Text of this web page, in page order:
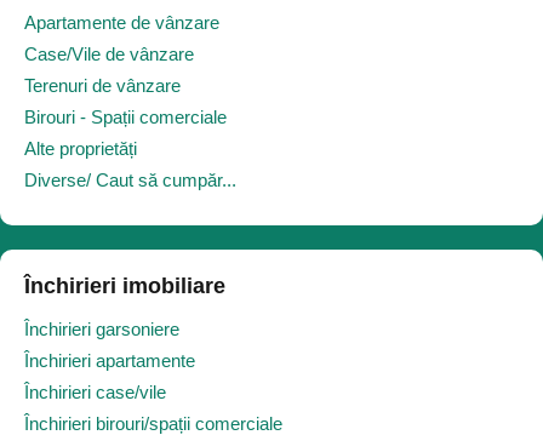
Apartamente de vânzare
Case/Vile de vânzare
Terenuri de vânzare
Birouri - Spații comerciale
Alte proprietăți
Diverse/ Caut să cumpăr...
Închirieri imobiliare
Închirieri garsoniere
Închirieri apartamente
Închirieri case/vile
Închirieri birouri/spații comerciale